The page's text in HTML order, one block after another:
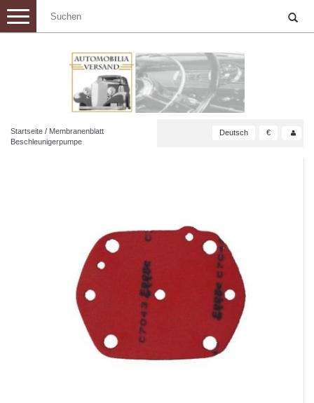
Toggle
navigation
Startseite / Membranenblatt
Beschleunigerpumpe
Deutsch €